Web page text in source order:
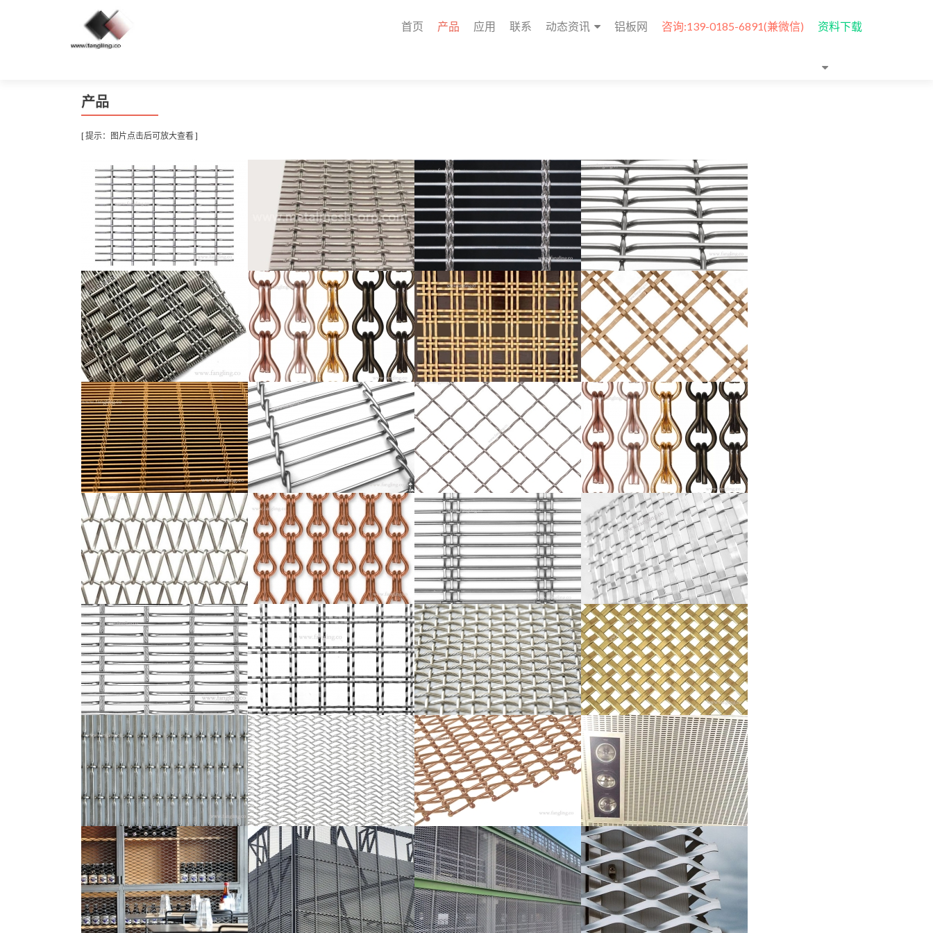
首页 产品 应用 联系 动态资讯 铝板网 咨询:139-0185-6891(兼微信) 资料下载
产品
[ 提示：图片点击后可放大查看 ]